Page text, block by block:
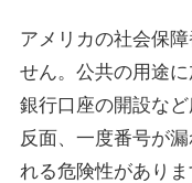
アメリカの社会保
せん。公共の用途
銀行口座の開設な
反面、一度番号が
れる危険性がありま